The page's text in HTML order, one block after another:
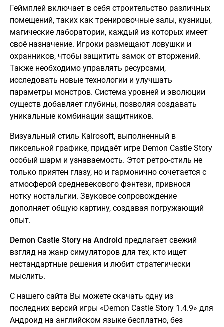
Геймплей включает в себя строительство различных
помещений, таких как тренировочные залы, кузницы,
магические лаборатории, каждый из которых имеет
своё назначение. Игроки размещают ловушки и
охранников, чтобы защитить замок от вторжений.
Также необходимо управлять ресурсами,
исследовать новые технологии и улучшать
параметры монстров. Система уровней и эволюции
существ добавляет глубины, позволяя создавать
уникальные комбинации защитников.
Визуальный стиль Kairosoft, выполненный в
пиксельной графике, придаёт игре Demon Castle Story
особый шарм и узнаваемость. Этот ретро-стиль не
только приятен глазу, но и гармонично сочетается с
атмосферой средневекового фэнтези, привнося
нотку ностальгии. Звуковое сопровождение
дополняет общую картину, создавая погружающий
опыт.
Demon Castle Story на Android предлагает свежий
взгляд на жанр симуляторов для тех, кто ищет
нестандартные решения и любит стратегически
мыслить.
С нашего сайта Вы можете скачать одну из
последних версий игры «Demon Castle Story 1.4.9» для
Андроид на английском языке бесплатно, без